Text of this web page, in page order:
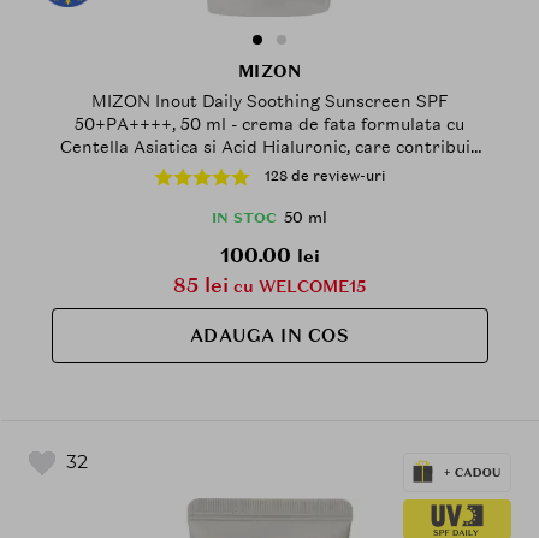
MIZON
MIZON Inout Daily Soothing Sunscreen SPF
50+PA++++, 50 ml - crema de fata formulata cu
Centella Asiatica si Acid Hialuronic, care contribuie
la reducerea rosetii si la metinerea unui aspect
uniform si echilibrat, Daily
128 de review-uri
IN STOC 50 ml
100.00 lei
85 lei cu WELCOME15
ADAUGA IN COS
32